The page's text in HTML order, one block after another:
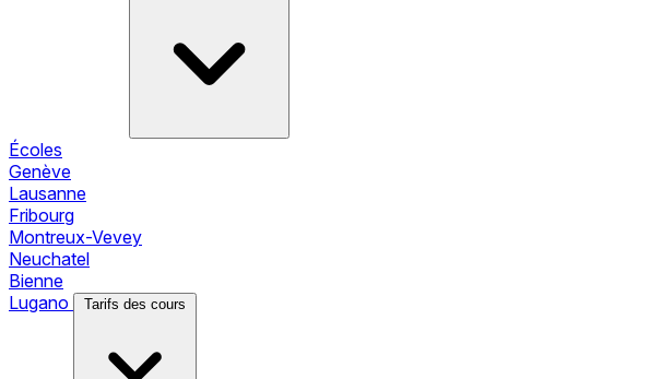
Écoles
Genève
Lausanne
Fribourg
Montreux-Vevey
Neuchatel
Bienne
Lugano
Tarifs des cours